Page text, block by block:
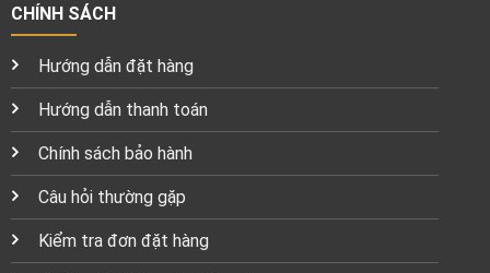
CHÍNH SÁCH
Hướng dẫn đặt hàng
Hướng dẫn thanh toán
Chính sách bảo hành
Câu hỏi thường gặp
Kiểm tra đơn đặt hàng